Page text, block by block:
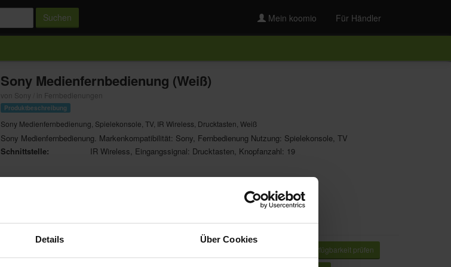
Details Über Cookies
Suchen Mein koomio Für Händler
Sony Medienfernbedienung (Weiß)
von Sony / in Fernbedienungen
Produktbeschreibung
Sony Medienfernbedienung, Spielekonsole, TV, IR Wireless, Drucktasten, Weiß
Sony Medienfernbedienung. Markenkompatibilität: Sony, Fernbedienung Nutzung: Spielekonsole, TV
Schnittstelle:
IR Wireless, Eingangssignal: Drucktasten, Knopfanzahl: 19
Preis & Details
Vor Ort ansehen / Verfügbarkeit prüfen